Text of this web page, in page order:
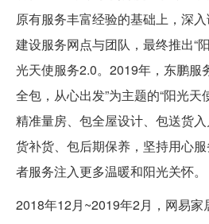
原有服务丰富经验的基础上，深
建设服务网点与团队，最终推出“
光天使服务2.0。2019年，东鹏服
全包，从心出发”为主题的“阳光天
精准量房、包全屋设计、包送货
货补货、包后期保养，坚持用心
者服务注入更多温暖和阳光关怀。
2018年12月~2019年2月，网易家